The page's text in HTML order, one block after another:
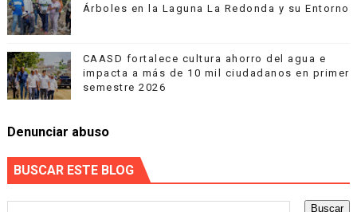
Árboles en la Laguna La Redonda y su Entorno
CAASD fortalece cultura ahorro del agua e
impacta a más de 10 mil ciudadanos en primer
semestre 2026
Denunciar abuso
BUSCAR ESTE BLOG